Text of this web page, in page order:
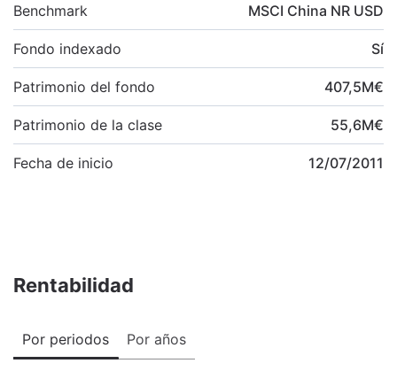
Benchmark MSCI China NR USD
Fondo indexado Sí
Patrimonio del fondo 407,5M€
Patrimonio de la clase 55,6M€
Fecha de inicio 12/07/2011
Rentabilidad
Por periodos Por años